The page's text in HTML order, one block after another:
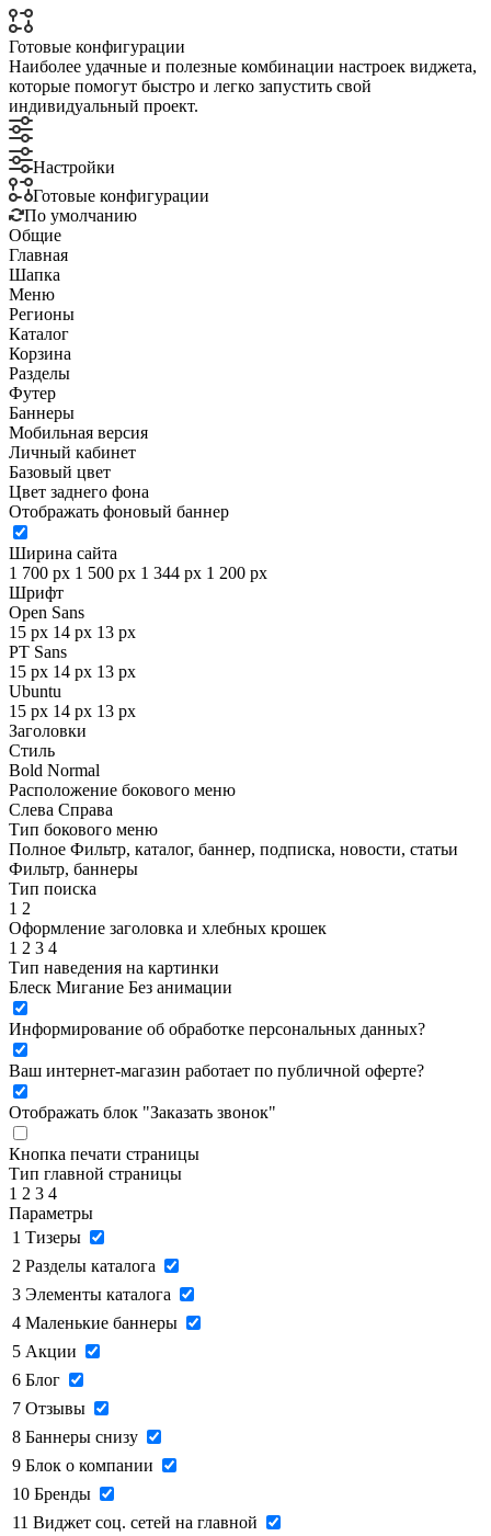
Готовые конфигурации
Наиболее удачные и полезные комбинации настроек виджета,
которые помогут быстро и легко запустить свой
индивидуальный проект.
Настройки
Готовые конфигурации
По умолчанию
Общие
Главная
Шапка
Меню
Регионы
Каталог
Корзина
Разделы
Футер
Баннеры
Мобильная версия
Личный кабинет
Базовый цвет
Цвет заднего фона
Отображать фоновый баннер
Ширина сайта
1 700 px 1 500 px 1 344 px 1 200 px
Шрифт
Open Sans
15 px 14 px 13 px
PT Sans
15 px 14 px 13 px
Ubuntu
15 px 14 px 13 px
Заголовки
Стиль
Bold Normal
Расположение бокового меню
Слева Справа
Тип бокового меню
Полное Фильтр, каталог, баннер, подписка, новости, статьи
Фильтр, баннеры
Тип поиска
1 2
Оформление заголовка и хлебных крошек
1 2 3 4
Тип наведения на картинки
Блеск Мигание Без анимации
Информирование об обработке персональных данных?
Ваш интернет-магазин работает по публичной оферте?
Отображать блок "Заказать звонок"
Кнопка печати страницы
Тип главной страницы
1 2 3 4
Параметры
1 Тизеры
2 Разделы каталога
3 Элементы каталога
4 Маленькие баннеры
5 Акции
6 Блог
7 Отзывы
8 Баннеры снизу
9 Блок о компании
10 Бренды
11 Виджет соц. сетей на главной